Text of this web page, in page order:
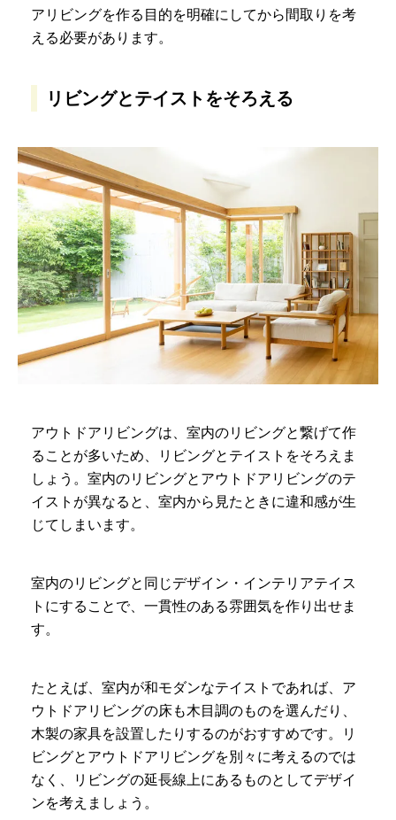
アリビングを作る目的を明確にしてから間取りを考
える必要があります。
リビングとテイストをそろえる
アウトドアリビングは、室内のリビングと繋げて作
ることが多いため、リビングとテイストをそろえま
しょう。室内のリビングとアウトドアリビングのテ
イストが異なると、室内から見たときに違和感が生
じてしまいます。
室内のリビングと同じデザイン・インテリアテイス
トにすることで、一貫性のある雰囲気を作り出せま
す。
たとえば、室内が和モダンなテイストであれば、ア
ウトドアリビングの床も木目調のものを選んだり、
木製の家具を設置したりするのがおすすめです。リ
ビングとアウトドアリビングを別々に考えるのでは
なく、リビングの延長線上にあるものとしてデザイ
ンを考えましょう。